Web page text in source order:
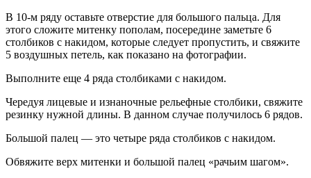
В 10-м ряду оставьте отверстие для большого пальца. Для
этого сложите митенку пополам, посередине заметьте 6
столбиков с накидом, которые следует пропустить, и свяжите
5 воздушных петель, как показано на фотографии.
Выполните еще 4 ряда столбиками с накидом.
Чередуя лицевые и изнаночные рельефные столбики, свяжите
резинку нужной длины. В данном случае получилось 6 рядов.
Большой палец — это четыре ряда столбиков с накидом.
Обвяжите верх митенки и большой палец «рачьим шагом».